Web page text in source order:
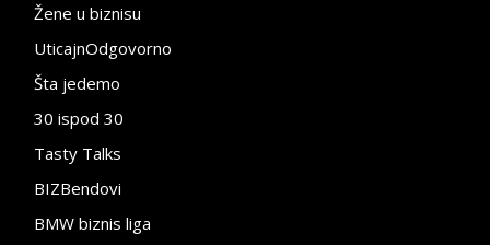
Žene u biznisu
UticajnOdgovorno
Šta jedemo
30 ispod 30
Tasty Talks
BIZBendovi
BMW biznis liga